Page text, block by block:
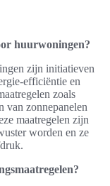
huurwoningen?
zijn initiatieven
efficiëntie en
zoals
van zonnepanelen
maatregelen zijn
worden en ze